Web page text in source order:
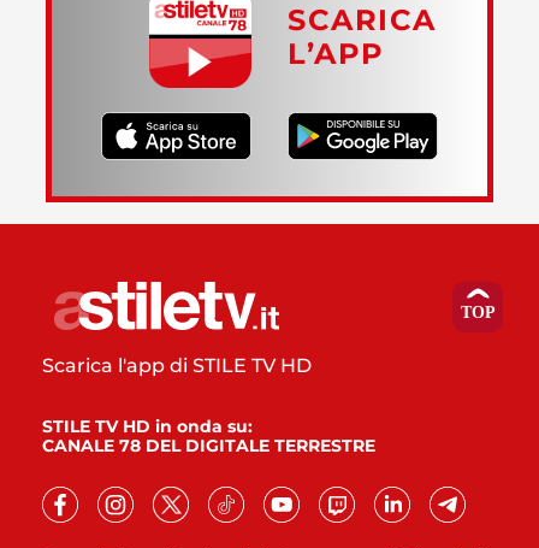
SCARICA
L’APP
Scarica l'app di STILE TV HD
STILE TV HD in onda su:
CANALE 78 DEL DIGITALE TERRESTRE